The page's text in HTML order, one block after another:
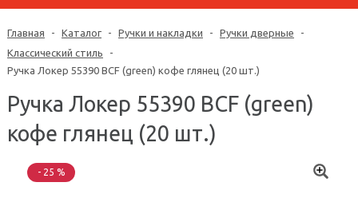
Главная - Каталог - Ручки и накладки - Ручки дверные
-
Классический стиль
-
Ручка Локер 55390 BCF (green) кофе глянец (20 шт.)
Ручка Локер 55390 BCF (green)
кофе глянец (20 шт.)
- 25 %